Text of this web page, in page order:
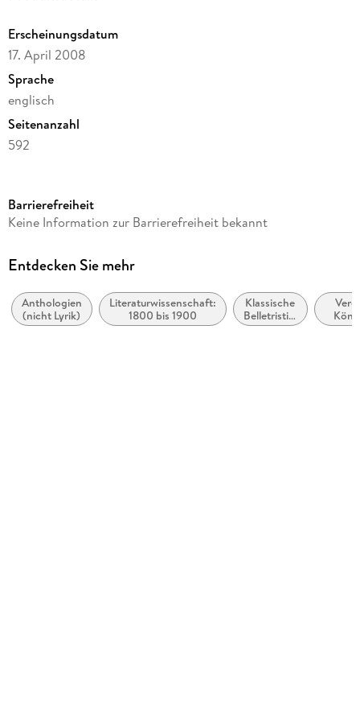
Erscheinungsdatum
17. April 2008
Sprache
englisch
Seitenanzahl
592
Autor/Autorin
Verlag/Hersteller
Produktart
kartoniert
Barrierefreiheit
Keine Information zur Barrierefreiheit bekannt
Entdecken Sie mehr
Anthologien
(nicht Lyrik)
Literaturwissenschaft:
1800 bis 1900
Klassische
Belletristik:
allgemein